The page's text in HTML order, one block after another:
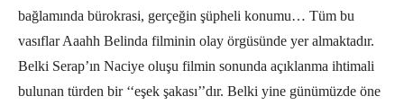
bağlamında bürokrasi, gerçeğin şüpheli konumu… Tüm bu
vasıflar Aaahh Belinda filminin olay örgüsünde yer almaktadır.
Belki Serap’ın Naciye oluşu filmin sonunda açıklanma ihtimali
bulunan türden bir ‘‘eşek şakası’’dır. Belki yine günümüzde öne